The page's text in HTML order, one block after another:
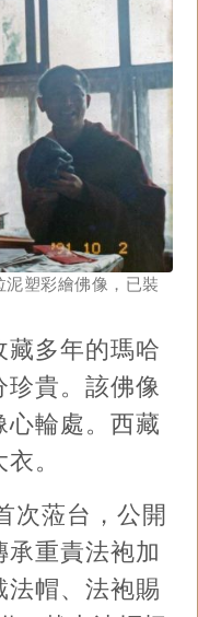
塑彩繪佛像，已裝
藏多年的瑪哈
珍貴。該佛像
心輪處。西藏
。
次蒞台，公開
重責法袍加
法帽、法袍賜